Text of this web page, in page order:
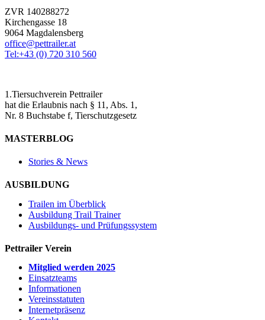
ZVR 140288272
Kirchengasse 18
9064 Magdalensberg
office@pettrailer.at
Tel:+43 (0) 720 310 560
1.Tiersuchverein Pettrailer
hat die Erlaubnis nach § 11, Abs. 1,
Nr. 8 Buchstabe f, Tierschutzgesetz
MASTERBLOG
Stories & News
AUSBILDUNG
Trailen im Überblick
Ausbildung Trail Trainer
Ausbildungs- und Prüfungssystem
Pettrailer Verein
Mitglied werden 2025
Einsatzteams
Informationen
Vereinsstatuten
Internetpräsenz